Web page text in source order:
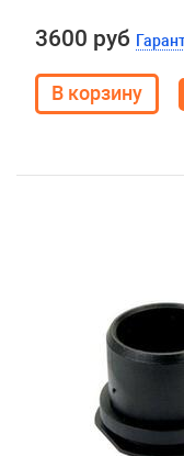
3600 руб